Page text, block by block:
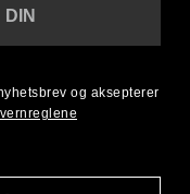
og aksepterer